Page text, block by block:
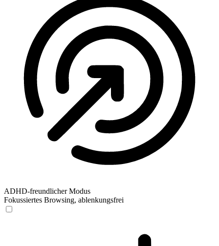
ADHD-freundlicher Modus
Fokussiertes Browsing, ablenkungsfrei